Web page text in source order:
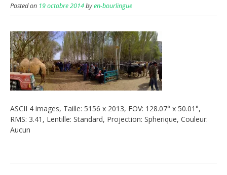
Posted on 19 octobre 2014byen-bourlingue
ASCII 4 images, Taille: 5156 x 2013, FOV: 128.07° x 50.01°,
RMS: 3.41, Lentille: Standard, Projection: Spherique, Couleur:
Aucun